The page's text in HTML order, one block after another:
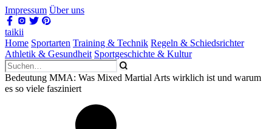
Impressum Über uns
taikii
Home Sportarten Training & Technik Regeln & Schiedsrichter
Athletik & Gesundheit Sportgeschichte & Kultur
Bedeutung MMA: Was Mixed Martial Arts wirklich ist und warum
es so viele fasziniert